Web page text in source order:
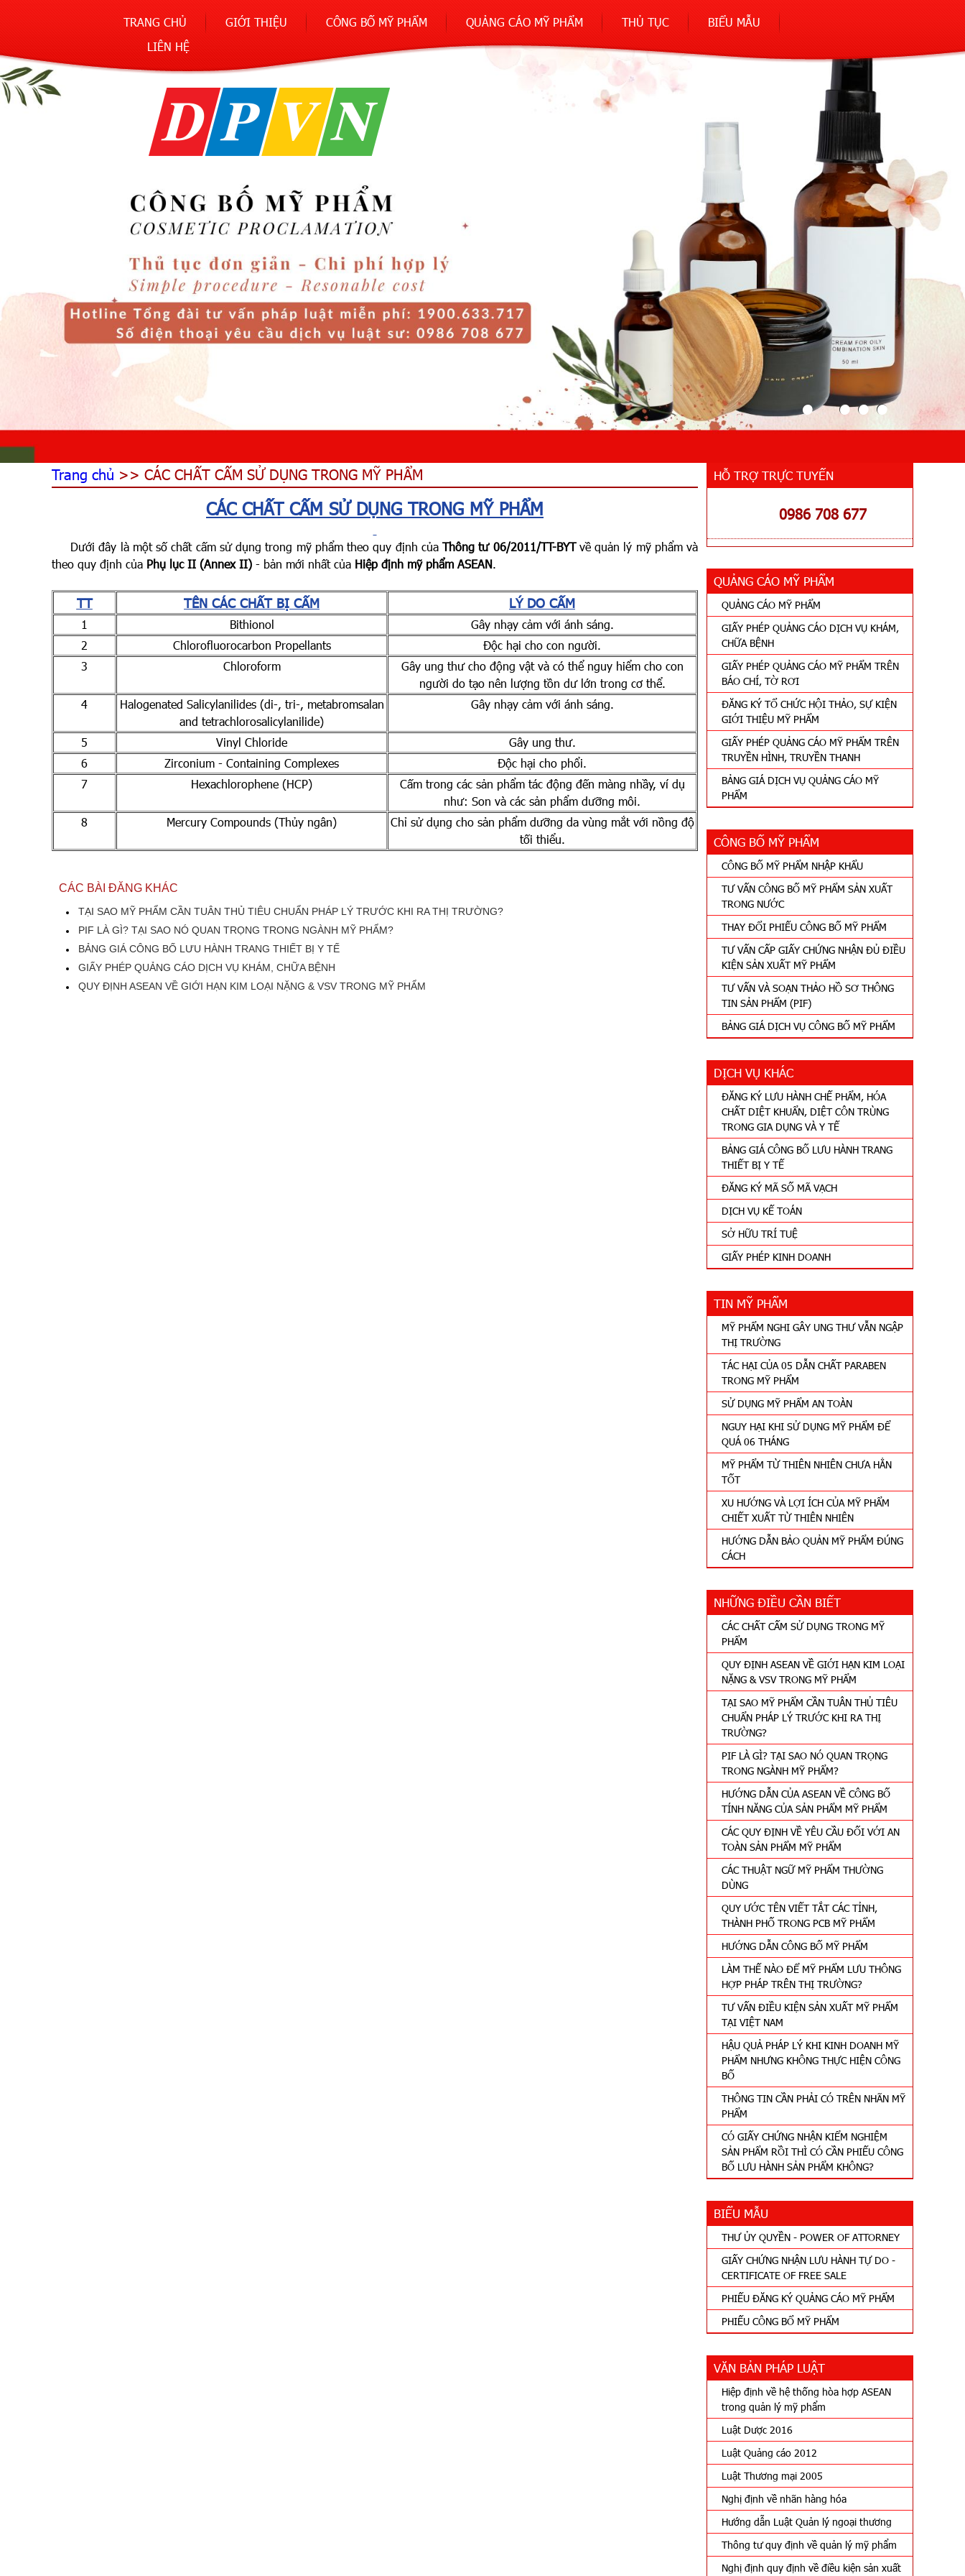
TRANG CHỦ GIỚI THIỆU CÔNG BỐ MỸ PHẨM QUẢNG CÁO MỸ PHẨM THỦ TỤC
BIỂU MẪU
LIÊN HỆ
HỖ TRỢ TRỰC TUYẾN
0986 708 677
QUẢNG CÁO MỸ PHẨM
QUẢNG CÁO MỸ PHẨM
GIẤY PHÉP QUẢNG CÁO DỊCH VỤ KHÁM,
CHỮA BỆNH
GIẤY PHÉP QUẢNG CÁO MỸ PHẨM TRÊN
BÁO CHÍ, TỜ RƠI
ĐĂNG KÝ TỔ CHỨC HỘI THẢO, SỰ KIỆN
GIỚI THIỆU MỸ PHẨM
GIẤY PHÉP QUẢNG CÁO MỸ PHẨM TRÊN
TRUYỀN HÌNH, TRUYỀN THANH
BẢNG GIÁ DỊCH VỤ QUẢNG CÁO MỸ
PHẨM
CÔNG BỐ MỸ PHẨM
CÔNG BỐ MỸ PHẨM NHẬP KHẨU
TƯ VẤN CÔNG BỐ MỸ PHẨM SẢN XUẤT
TRONG NƯỚC
THAY ĐỔI PHIẾU CÔNG BỐ MỸ PHẨM
TƯ VẤN CẤP GIẤY CHỨNG NHẬN ĐỦ ĐIỀU
KIỆN SẢN XUẤT MỸ PHẨM
TƯ VẤN VÀ SOẠN THẢO HỒ SƠ THÔNG
TIN SẢN PHẨM (PIF)
BẢNG GIÁ DỊCH VỤ CÔNG BỐ MỸ PHẨM
DỊCH VỤ KHÁC
ĐĂNG KÝ LƯU HÀNH CHẾ PHẨM, HÓA
CHẤT DIỆT KHUẨN, DIỆT CÔN TRÙNG
TRONG GIA DỤNG VÀ Y TẾ
BẢNG GIÁ CÔNG BỐ LƯU HÀNH TRANG
THIẾT BỊ Y TẾ
ĐĂNG KÝ MÃ SỐ MÃ VẠCH
DỊCH VỤ KẾ TOÁN
SỞ HỮU TRÍ TUỆ
GIẤY PHÉP KINH DOANH
TIN MỸ PHẨM
MỸ PHẨM NGHI GÂY UNG THƯ VẪN NGẬP
THỊ TRƯỜNG
TÁC HẠI CỦA 05 DẪN CHẤT PARABEN
TRONG MỸ PHẨM
SỬ DỤNG MỸ PHẨM AN TOÀN
NGUY HẠI KHI SỬ DỤNG MỸ PHẨM ĐỂ
QUÁ 06 THÁNG
MỸ PHẨM TỪ THIÊN NHIÊN CHƯA HẲN
TỐT
XU HƯỚNG VÀ LỢI ÍCH CỦA MỸ PHẨM
CHIẾT XUẤT TỪ THIÊN NHIÊN
HƯỚNG DẪN BẢO QUẢN MỸ PHẨM ĐÚNG
CÁCH
NHỮNG ĐIỀU CẦN BIẾT
CÁC CHẤT CẤM SỬ DỤNG TRONG MỸ
PHẨM
QUY ĐỊNH ASEAN VỀ GIỚI HẠN KIM LOẠI
NẶNG & VSV TRONG MỸ PHẨM
TẠI SAO MỸ PHẨM CẦN TUÂN THỦ TIÊU
CHUẨN PHÁP LÝ TRƯỚC KHI RA THỊ
TRƯỜNG?
PIF LÀ GÌ? TẠI SAO NÓ QUAN TRỌNG
TRONG NGÀNH MỸ PHẨM?
HƯỚNG DẪN CỦA ASEAN VỀ CÔNG BỐ
TÍNH NĂNG CỦA SẢN PHẨM MỸ PHẨM
CÁC QUY ĐỊNH VỀ YÊU CẦU ĐỐI VỚI AN
TOÀN SẢN PHẨM MỸ PHẨM
CÁC THUẬT NGỮ MỸ PHẨM THƯỜNG
DÙNG
QUY ƯỚC TÊN VIẾT TẮT CÁC TỈNH,
THÀNH PHỐ TRONG PCB MỸ PHẨM
HƯỚNG DẪN CÔNG BỐ MỸ PHẨM
LÀM THẾ NÀO ĐỂ MỸ PHẨM LƯU THÔNG
HỢP PHÁP TRÊN THỊ TRƯỜNG?
TƯ VẤN ĐIỀU KIỆN SẢN XUẤT MỸ PHẨM
TẠI VIỆT NAM
HẬU QUẢ PHÁP LÝ KHI KINH DOANH MỸ
PHẨM NHƯNG KHÔNG THỰC HIỆN CÔNG
BỐ
THÔNG TIN CẦN PHẢI CÓ TRÊN NHÃN MỸ
PHẨM
CÓ GIẤY CHỨNG NHẬN KIỂM NGHIỆM
SẢN PHẨM RỒI THÌ CÓ CẦN PHIẾU CÔNG
BỐ LƯU HÀNH SẢN PHẨM KHÔNG?
BIỂU MẪU
THƯ ỦY QUYỀN - POWER OF ATTORNEY
GIẤY CHỨNG NHẬN LƯU HÀNH TỰ DO -
CERTIFICATE OF FREE SALE
PHIẾU ĐĂNG KÝ QUẢNG CÁO MỸ PHẨM
PHIẾU CÔNG BỔ MỸ PHẨM
VĂN BẢN PHÁP LUẬT
Hiệp định về hệ thống hòa hợp ASEAN
trong quản lý mỹ phẩm
Luật Dược 2016
Luật Quảng cáo 2012
Luật Thương mại 2005
Nghị định về nhãn hàng hóa
Hướng dẫn Luật Quản lý ngoại thương
Thông tư quy định về quản lý mỹ phẩm
Nghị định quy định về điều kiện sản xuất
Trang chủ >> CÁC CHẤT CẤM SỬ DỤNG TRONG MỸ PHẨM
CÁC CHẤT CẤM SỬ DỤNG TRONG MỸ PHẨM
Dưới đây là một số chất cấm sử dụng trong mỹ phẩm theo quy định củaThông tư 06/2011/TT-BYTvề quản lý mỹ phẩm và
theo quy định của Phụ lục II (Annex II) - bản mới nhất của Hiệp định mỹ phẩm ASEAN.
TT TÊN CÁC CHẤT BỊ CẤM LÝ DO CẤM
1 Bithionol
Gây nhạy cảm với ánh sáng.
2
Chlorofluorocarbon Propellants
Độc hại cho con người.
3
Chloroform
Gây ung thư cho động vật và có thể nguy hiểm cho con
người do tạo nên lượng tồn dư lớn trong cơ thể.
4
Halogenated Salicylanilides (di-, tri-, metabromsalan
and tetrachlorosalicylanilide)
Gây nhạy cảm với ánh sáng.
5 Vinyl Chloride
Gây ung thư.
6
Zirconium - Containing Complexes
Độc hại cho phổi.
7
Hexachlorophene (HCP)
Cấm trong các sản phẩm tác động đến màng nhầy, ví dụ
như: Son và các sản phẩm dưỡng môi.
8
Mercury Compounds (Thủy ngân)
Chỉ sử dụng cho sản phẩm dưỡng da vùng mắt với nồng độ
tối thiểu.
CÁC BÀI ĐĂNG KHÁC
TẠI SAO MỸ PHẨM CẦN TUÂN THỦ TIÊU CHUẨN PHÁP LÝ TRƯỚC KHI RA THỊ TRƯỜNG?
PIF LÀ GÌ? TẠI SAO NÓ QUAN TRỌNG TRONG NGÀNH MỸ PHẨM?
BẢNG GIÁ CÔNG BỐ LƯU HÀNH TRANG THIẾT BỊ Y TẾ
GIẤY PHÉP QUẢNG CÁO DỊCH VỤ KHÁM, CHỮA BỆNH
QUY ĐỊNH ASEAN VỀ GIỚI HẠN KIM LOẠI NẶNG & VSV TRONG MỸ PHẨM